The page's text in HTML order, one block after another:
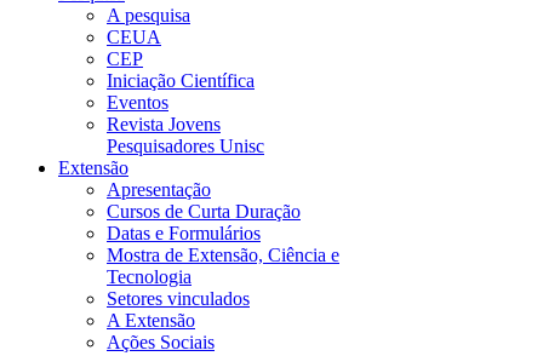
A pesquisa
CEUA
CEP
Iniciação Científica
Eventos
Revista Jovens
Pesquisadores Unisc
Extensão
Apresentação
Cursos de Curta Duração
Datas e Formulários
Mostra de Extensão, Ciência e
Tecnologia
Setores vinculados
A Extensão
Ações Sociais